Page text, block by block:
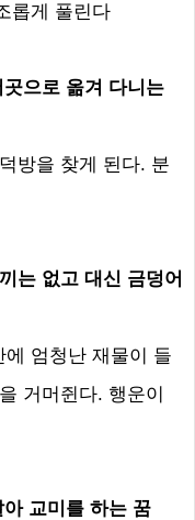
롭게 풀린다
으로 옮겨 다니는
방을 찾게 된다. 분
는 없고 대신 금덩어
엄청난 재물이 들
거머쥔다. 행운이
교미를 하는 꿈